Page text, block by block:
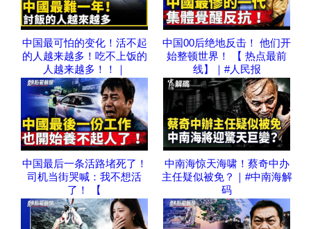
中国最可怕的变化！活不起
的人越来越多！吃不上饭的
人越来越多！！｜
中国00后绝地反击！ 他们开
始整顿世界！ 【 热点最前
线】｜#人民报
中国最后一条活路堵死了！
司机当街哭喊：我不想活
了！ 【
中南海惊天海啸！蔡奇中办
主任疑似被免？｜#中南海解
码